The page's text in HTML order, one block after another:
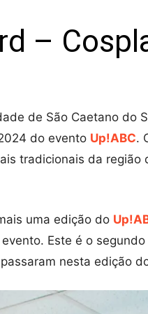
–
de São Caetano do
do evento Up!ABC.
tradicionais da região
uma edição do
Este é o
nesta edição